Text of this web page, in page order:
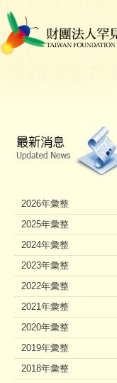
2026年彙整
2025年彙整
2024年彙整
2023年彙整
2022年彙整
2021年彙整
2020年彙整
2019年彙整
2018年彙整